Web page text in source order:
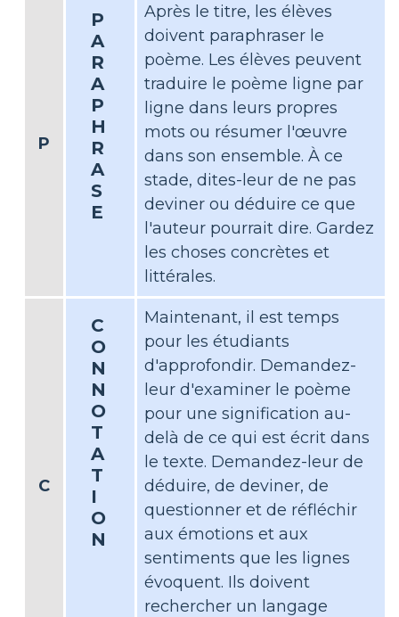
P
P
A
R
A
P
H
R
A
S
E
Après le titre, les élèves
doivent paraphraser le
poème. Les élèves peuvent
traduire le poème ligne par
ligne dans leurs propres
mots ou résumer l'œuvre
dans son ensemble. À ce
stade, dites-leur de ne pas
deviner ou déduire ce que
l'auteur pourrait dire. Gardez
les choses concrètes et
littérales.
C
C
O
N
N
O
T
A
T
I
O
N
Maintenant, il est temps
pour les étudiants
d'approfondir. Demandez-
leur d'examiner le poème
pour une signification au-
delà de ce qui est écrit dans
le texte. Demandez-leur de
déduire, de deviner, de
questionner et de réfléchir
aux émotions et aux
sentiments que les lignes
évoquent. Ils doivent
rechercher un langage